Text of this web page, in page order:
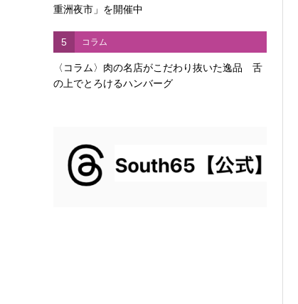
重洲夜市」を開催中
5 コラム
〈コラム〉肉の名店がこだわり抜いた逸品 舌
の上でとろけるハンバーグ